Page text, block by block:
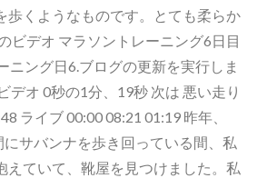
歩くようなものです。とても柔らか
ビデオ マラソントレーニング6日目
ニング日6.ブログの更新を実行しま
デオ 0秒の1分、19秒 次は 悪い走り
ライブ 00:00 08:21 01:19 昨年、
サバンナを歩き回っている間、私
えていて、靴屋を見つけました。私